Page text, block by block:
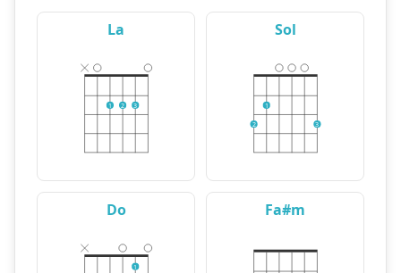
La
1 2 3
Sol
2
1
3
Do
1
Fa#m